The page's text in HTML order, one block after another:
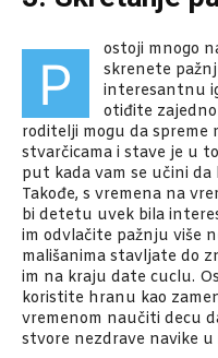
P
ostoji mnogo
skrenete
interesantnu
otiđite
roditelji mogu da spreme
stvarčicama i stave je u
put kada vam se učini
Takođe, s vremena na
bi detetu uvek bila
im odvlačite pažnju više
mališanima stavljate do
im na kraju date cuclu.
koristite hranu kao
vremenom naučiti decu
stvore nezdrave navike u